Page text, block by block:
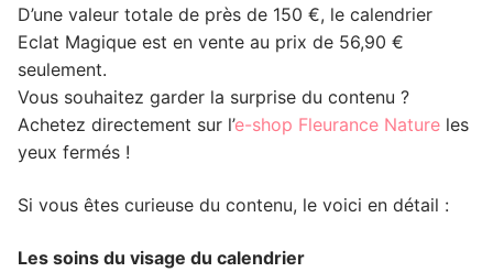
D’une valeur totale de près de 150 €, le calendrier
Eclat Magique est en vente au prix de 56,90 €
seulement.
Vous souhaitez garder la surprise du contenu ?
Achetez directement sur l’e-shop Fleurance Nature les
yeux fermés !
Si vous êtes curieuse du contenu, le voici en détail :
Les soins du visage du calendrier